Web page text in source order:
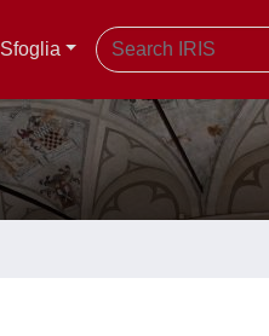
Sfoglia